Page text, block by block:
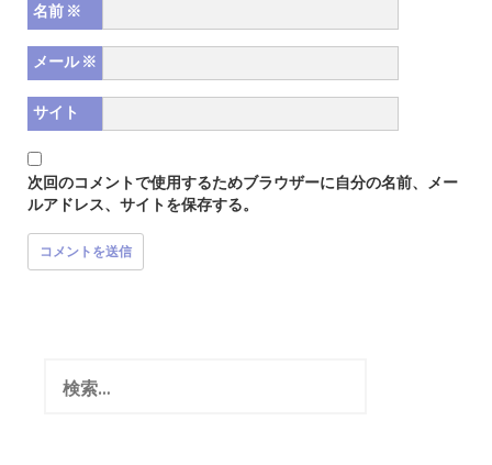
名前 ※
メール※
サイト
次回のコメントで使用するためブラウザーに自分の名前、メー
ルアドレス、サイトを保存する。